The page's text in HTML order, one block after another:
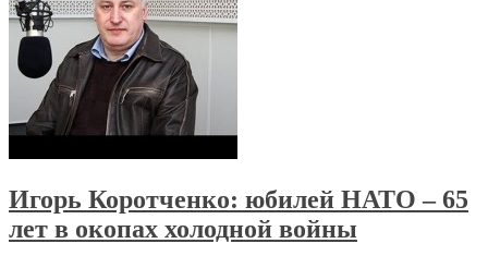
Игорь Коротченко: юбилей НАТО – 65
лет в окопах холодной войны